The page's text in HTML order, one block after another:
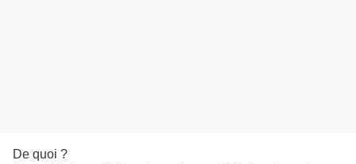
De quoi ?